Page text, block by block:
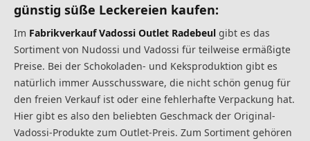
günstig süße Leckereien kaufen:
Im Fabrikverkauf Vadossi Outlet Radebeul gibt es das
Sortiment von Nudossi und Vadossi für teilweise ermäßigte
Preise. Bei der Schokoladen- und Keksproduktion gibt es
natürlich immer Ausschussware, die nicht schön genug für
den freien Verkauf ist oder eine fehlerhafte Verpackung hat.
Hier gibt es also den beliebten Geschmack der Original-
Vadossi-Produkte zum Outlet-Preis. Zum Sortiment gehören